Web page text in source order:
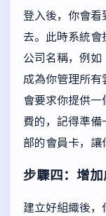
登入後，你會看
去。此時系統會
公司名稱，例如
成為你管理所有
會要求你提供一
費的，記得準備
部的會員卡，讓
步驟四：增
建立好組織後，